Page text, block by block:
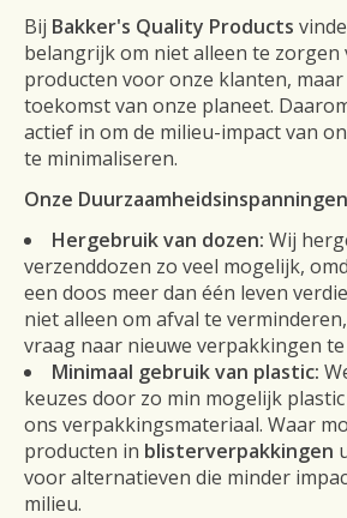
Bij Bakker's Quality Products
belangrijk om niet alleen te zorgen
producten voor onze klanten,
toekomst van onze planeet.
actief in om de milieu-impact van
te minimaliseren.
Onze
Hergebruik van dozen: Wij
verzenddozen zo veel mogelijk,
een doos meer dan één leven
niet alleen om afval te
vraag naar nieuwe verpakkingen
Minimaal gebruik van plastic:
keuzes door zo min mogelijk
ons verpakkingsmateriaal. Waar
producten in blisterverpakkingen
voor alternatieven die minder
milieu.